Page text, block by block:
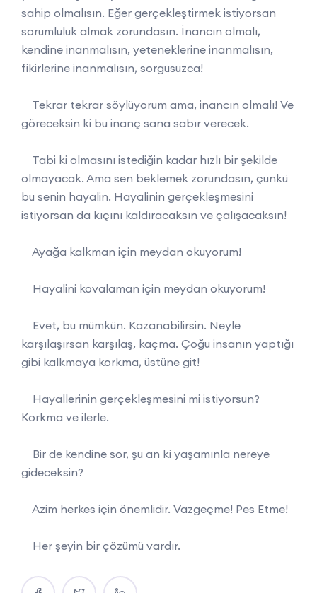
sahip olmalısın. Eğer gerçekleştirmek istiyorsan
sorumluluk almak zorundasın. İnancın olmalı,
kendine inanmalısın, yeteneklerine inanmalısın,
fikirlerine inanmalısın, sorgusuzca!
Tekrar tekrar söylüyorum ama, inancın olmalı! Ve
göreceksin ki bu inanç sana sabır verecek.
Tabi ki olmasını istediğin kadar hızlı bir şekilde
olmayacak. Ama sen beklemek zorundasın, çünkü
bu senin hayalin. Hayalinin gerçekleşmesini
istiyorsan da kıçını kaldıracaksın ve çalışacaksın!
Ayağa kalkman için meydan okuyorum!
Hayalini kovalaman için meydan okuyorum!
Evet, bu mümkün. Kazanabilirsin. Neyle
karşılaşırsan karşılaş, kaçma. Çoğu insanın yaptığı
gibi kalkmaya korkma, üstüne git!
Hayallerinin gerçekleşmesini mi istiyorsun?
Korkma ve ilerle.
Bir de kendine sor, şu an ki yaşamınla nereye
gideceksin?
Azim herkes için önemlidir. Vazgeçme! Pes Etme!
Her şeyin bir çözümü vardır.